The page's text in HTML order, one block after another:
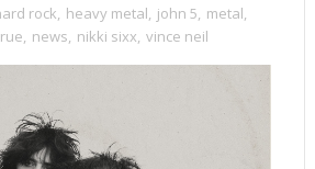
rock, heavy metal, john 5, metal,
, news, nikki sixx, vince neil